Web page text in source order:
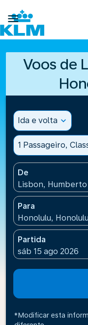

Voos de
Ida e volta expand_more
1 Passageiro,
De
Lisbon,
Para
Honolulu,
Partida
fc-booking-
sáb 15 ago 2026
*Modificar esta